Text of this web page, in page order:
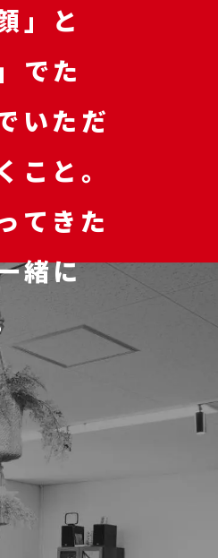
」と
でた
いただ
こと。
てきた
緒に